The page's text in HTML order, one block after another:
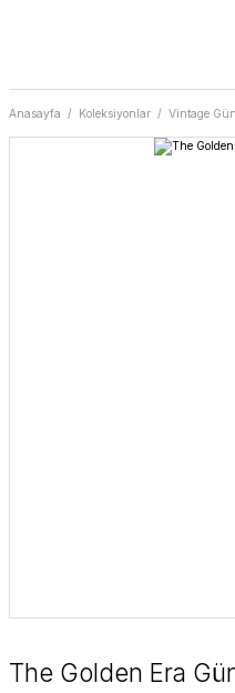
Anasayfa Koleksiyonlar Vintage
The Golden Era